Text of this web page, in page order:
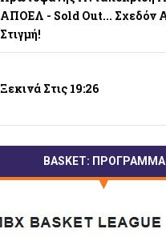
ΑΠΟΕΛ - Sold Out... Σχεδόν
Στιγμή!
Ξεκινά Στις 19:26
BASKET: ΠΡΟΓΡΑΜΜΑ